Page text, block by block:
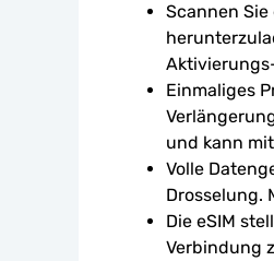
Scannen Sie
Einmaliges
und kann
Volle
Drosselung.
Die eSIM
Verbindung